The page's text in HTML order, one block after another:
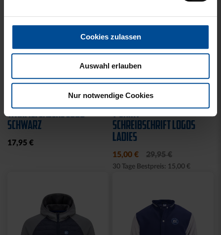
Cookies zulassen
Auswahl erlauben
Nur notwendige Cookies
WÄRMEFLASCHE LOGO
SCHWARZ
17,95 €
T-SHIRT
SCHREIBSCHRIFT LOGOS
LADIES
15,00 € 29,95 €
30 Tage Bestpreis: 15,00 €